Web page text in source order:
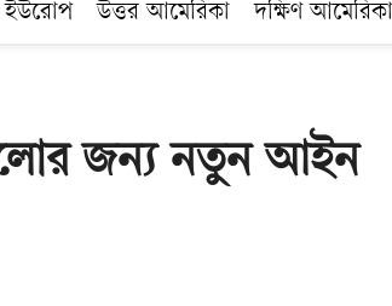
ইউরোপ উত্তর আমেরিকা দক্ষিণ আমেরিকা
জন্য নতুন আইন